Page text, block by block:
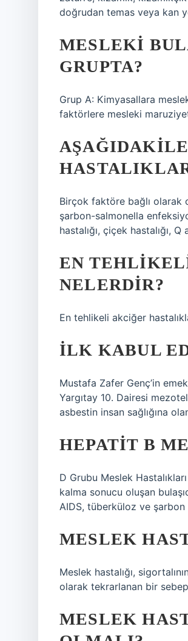
doğrudan temas veya kan
MESLEKI
GRUPTA?
Grup A: Kimyasallara
faktörlere mesleki
Birçok faktöre bağlı olarak
şarbon-salmonella
hastalığı, çiçek hastalığı,
EN
NELERDIR?
En tehlikeli akciğer
İLK KABUL
Mustafa Zafer Genç’in
Yargıtay 10. Dairesi
asbestin insan sağlığına
HEPATIT B
D Grubu Meslek
kalma sonucu oluşan
AIDS, tüberküloz ve şarbon
MESLEK
Meslek hastalığı,
olarak tekrarlanan bir
MESLEK